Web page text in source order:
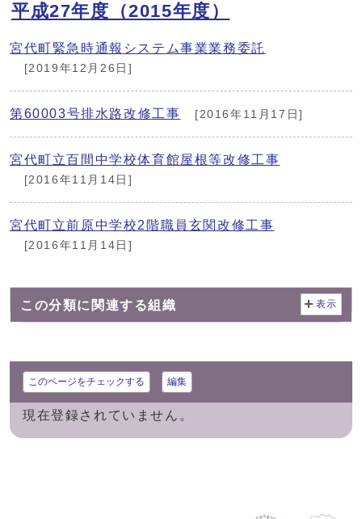
平成27年度（2015年度）
宮代町緊急時通報システム事業業務委託
[2019年12月26日]
第60003号排水路改修工事 [2016年11月17日]
宮代町立百間中学校体育館屋根等改修工事
[2016年11月14日]
宮代町立前原中学校2階職員玄関改修工事
[2016年11月14日]
この分類に関連する組織 表示
このページをチェックする 編集
現在登録されていません。